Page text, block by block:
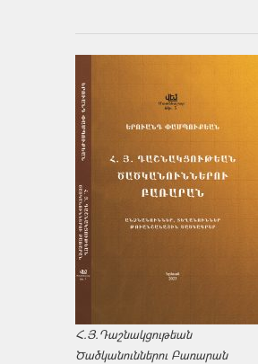
Հ.Յ.Դաշնակցութեան
Ծածկանուններու Բառարան